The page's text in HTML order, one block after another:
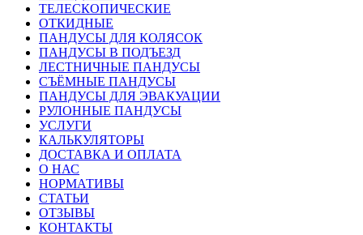
ТЕЛЕСКОПИЧЕСКИЕ
ОТКИДНЫЕ
ПАНДУСЫ ДЛЯ КОЛЯСОК
ПАНДУСЫ В ПОДЪЕЗД
ЛЕСТНИЧНЫЕ ПАНДУСЫ
СЪЁМНЫЕ ПАНДУСЫ
ПАНДУСЫ ДЛЯ ЭВАКУАЦИИ
РУЛОННЫЕ ПАНДУСЫ
УСЛУГИ
КАЛЬКУЛЯТОРЫ
ДОСТАВКА И ОПЛАТА
О НАС
НОРМАТИВЫ
СТАТЬИ
ОТЗЫВЫ
КОНТАКТЫ